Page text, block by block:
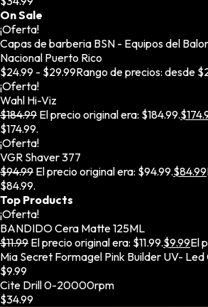
On Sale
¡Oferta!
Capas de barberia BSN - Equipos del
Nacional Puerto Rico
$24.99 - $29.99Rango de precios: desde
¡Oferta!
Wahl Hi-Viz
$184.99 El precio original era: $184.99.$
$174.99.
¡Oferta!
VGR Shaver 377
$94.99 El precio original era: $94.99.$84.99
$84.99.
Top Products
¡Oferta!
BANDIDO Cera Matte 125ML
$11.99 El precio original era: $11.99.$9.99El
Mia Secret Formagel Pink Builder UV- Led
$9.99
Cite Drill 0-20000rpm
$34.99